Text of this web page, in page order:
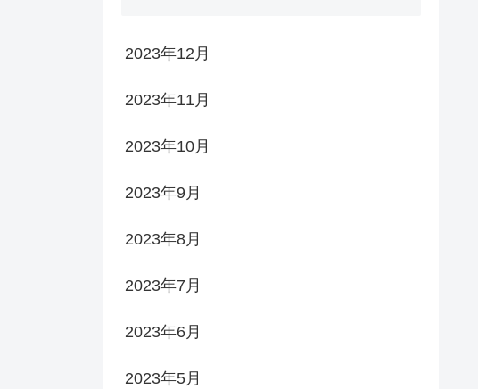
2023年12月
2023年11月
2023年10月
2023年9月
2023年8月
2023年7月
2023年6月
2023年5月